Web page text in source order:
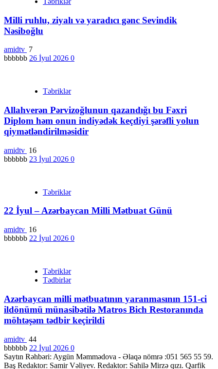
Milli ruhlu, ziyalı və yaradıcı gənc Sevindik
Nəsiboğlu
amidtv 7
bbbbbb 26 İyul 2026 0
Təbriklər
Allahverən Pərvizoğlunun qazandığı bu Fəxri
Diplom həm onun indiyədək keçdiyi şərəfli yolun
qiymətləndirilməsidir
amidtv 16
bbbbbb 23 İyul 2026 0
Təbriklər
22 İyul – Azərbaycan Milli Mətbuat Günü
amidtv 16
bbbbbb 22 İyul 2026 0
Təbriklər
Tədbirlər
Azərbaycan milli mətbuatının yaranmasının 151-ci
ildönümü münasibətilə Matros Bich Restoranında
möhtəşəm tədbir keçirildi
amidtv 44
bbbbbb 22 İyul 2026 0
Saytın Rəhbəri: Aygün Məmmədova - Əlaqə nömrə :051 565 55 59.
Baş Redaktor: Samir Vəliyev. Redaktor: Sahilə Mirzə qızı. Qarfik